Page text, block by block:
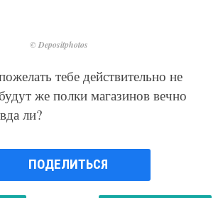
© Depositphotos
тебе действительно не
же полки магазинов вечно
ли?
ПОДЕЛИТЬСЯ